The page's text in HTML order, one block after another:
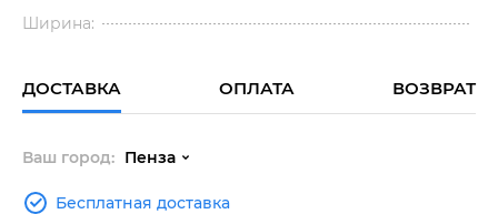
Ширина:
ДОСТАВКА ОПЛАТА ВОЗВРАТ
Ваш город: Пенза
Бесплатная доставка